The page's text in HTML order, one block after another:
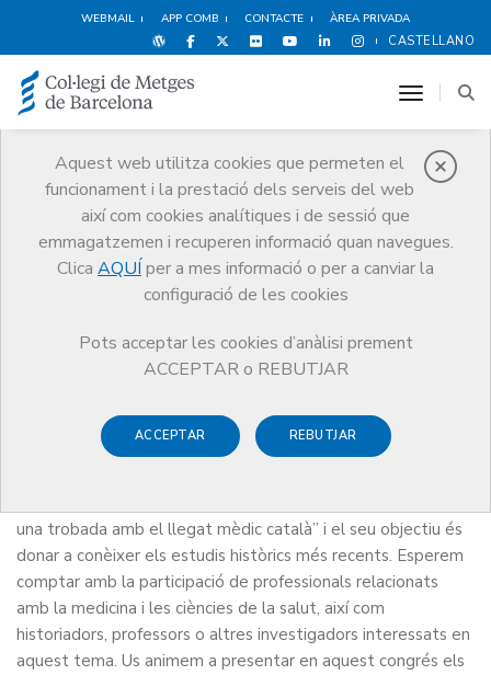
WEBMAIL APP COMB CONTACTE ÀREA PRIVADA
CASTELLANO
Aquest web utilitza cookies que permeten el
funcionament i la prestació dels serveis del web
així com cookies analítiques i de sessió que
emmagatzemen i recuperen informació quan navegues.
Clica AQUÍ per a mes informació o per a canviar la
configuració de les cookies
Pots acceptar les cookies d’anàlisi prement
ACCEPTAR o REBUTJAR
ACCEPTAR REBUTJAR
toggle
Agenda
Agenda
XXIII Congrés Internacional d'Història de la Medicina Catalana
d'Història de la Medicina
Catalana
una trobada amb el llegat mèdic català” i el seu objectiu és
donar a conèixer els estudis històrics més recents. Esperem
comptar amb la participació de professionals relacionats
amb la medicina i les ciències de la salut, així com
historiadors, professors o altres investigadors interessats en
aquest tema. Us animem a presentar en aquest congrés els